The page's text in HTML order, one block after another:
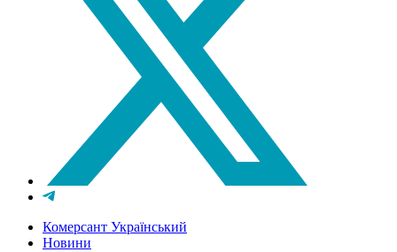
Комерсант Український
Новини